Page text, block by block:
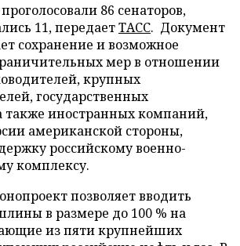
86 сенаторов,
11, передаетТАСС. Документ
сохранение и возможное
мер в отношении
крупных
государственных
также иностранных компаний,
американской стороны,
российскому военно-
комплексу.
позволяет вводить
в размере до 100 % на
из пяти крупнейших